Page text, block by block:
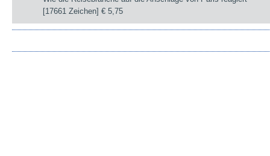
[17661 Zeichen]€ 5,75